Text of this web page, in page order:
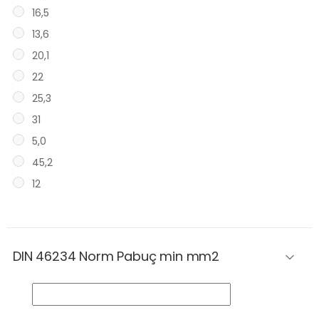
16,5
13,6
20,1
22
25,3
31
5,0
45,2
12
DIN 46234 Norm Pabuç min mm2